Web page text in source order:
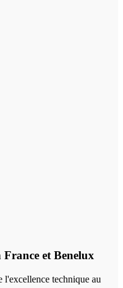
France et Benelux
technique au